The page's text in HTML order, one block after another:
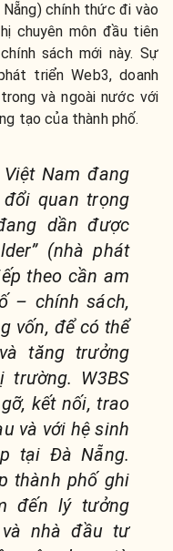
chính thức đi vào
chuyên môn đầu tiên
sách mới này. Sự
triển Web3, doanh
và ngoài nước với
tạo của thành phố.
Nam đang
quan trọng
dần được
(nhà phát
theo cần am
– chính sách,
vốn, để có thể
tăng trưởng
trường. W3BS
kết nối, trao
và với hệ sinh
tại Đà Nẵng.
thành phố ghi
đến lý tưởng
nhà đầu tư